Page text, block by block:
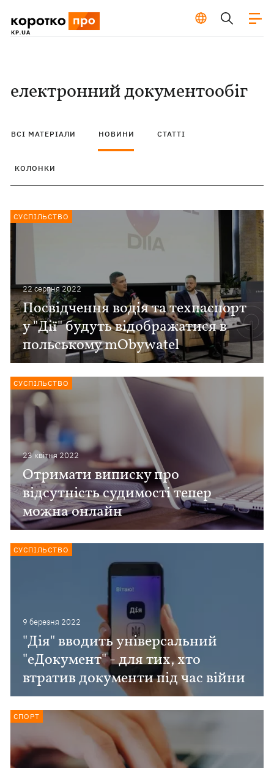
електронний документообіг
ВСІ МАТЕРІАЛИ НОВИНИ СТАТТІ
КОЛОНКИ
22 серпня 2022
Посвідчення водія та техпаспорт
у "Дії" будуть відображатися в
польському mObywatel
СУСПІЛЬСТВО
23 квiтня 2022
Отримати виписку про
відсутність судимості тепер
можна онлайн
СУСПІЛЬСТВО
9 березня 2022
"Дія" вводить універсальний
"еДокумент" - для тих, хто
втратив документи під час війни
СУСПІЛЬСТВО
СПОРТ